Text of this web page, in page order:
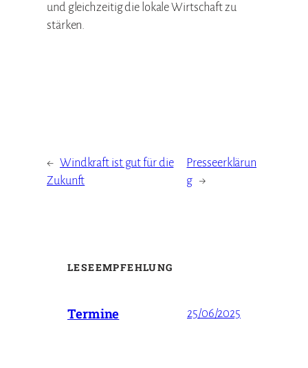
und gleichzeitig die lokale Wirtschaft zu
stärken.
← Windkraft ist gut für die
Zukunft
Presseerklärun
g →
LESEEMPFEHLUNG
Termine 25/06/2025